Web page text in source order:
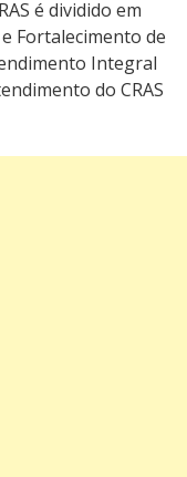
é dividido em
Fortalecimento de
Integral
do CRAS